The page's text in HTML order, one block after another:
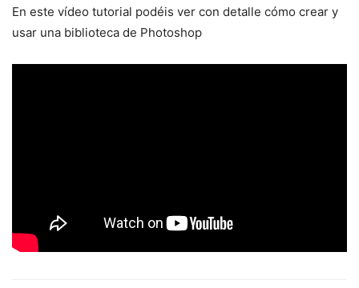
En este vídeo tutorial podéis ver con detalle cómo crear y
usar una biblioteca de Photoshop